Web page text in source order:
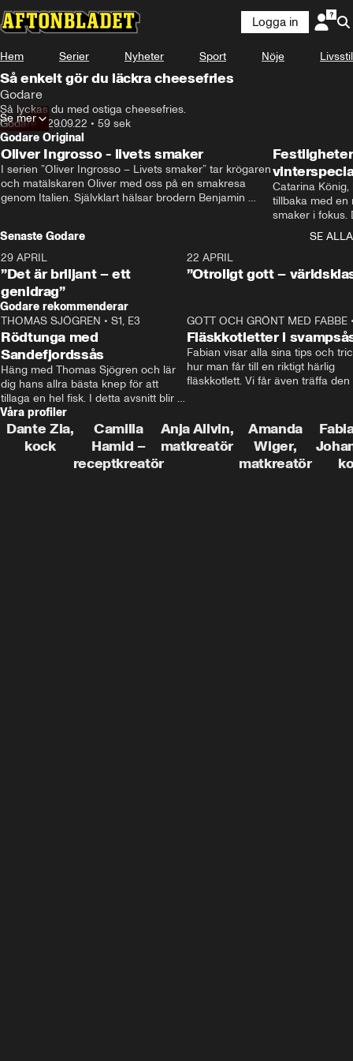
Logga in
Hem Serier Nyheter Sport Nöje Livsstil
Så enkelt gör du läckra cheesefries
Godare
Så lyckas du med ostiga cheesefries.
Godare • 29.09.22 • 59 sek
Se mer
Godare Original
Oliver Ingrosso - livets smaker
I serien ”Oliver Ingrosso – Livets smaker” tar krögaren
och matälskaren Oliver med oss på en smakresa
genom Italien. Självklart hälsar brodern Benjamin
Catarina
tillbaka med en
smaker i fokus.
julfavoriter
Senaste Godare
SE ALLA
29 APRIL
”Det är briljant – ett
genidrag”
22 APRIL
”Otroligt gott –
Godare rekommenderar
THOMAS SJÖGREN • S1, E3
Rödtunga med
Sandefjordssås
Häng med Thomas Sjögren och lär
dig hans allra bästa knep för att
tillaga en hel fisk. I detta avsnitt blir
de helstekt rödtunga med
sandefjordssås och en magisk sallad
på pepparrot och äpple.
GOTT OCH GRÖNT MED FABBE
Fläskkotletter i
Fabian visar alla sina tips och
hur man får till en riktigt härlig
fläskkotlett. Vi får även träffa den
grisbonde på Gotland.
Våra profiler
Dante Zia,
kock
Camilla
Hamid –
receptkreatör
Anja Allvin,
matkreatör
Amanda
Wiger,
matkreatör